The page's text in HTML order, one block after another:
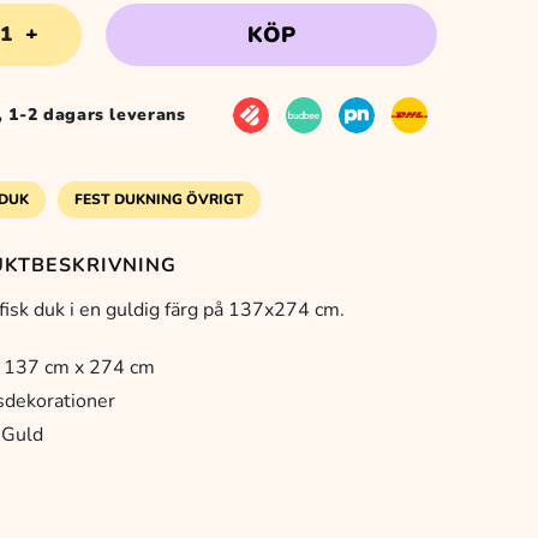
priset
var:
59 kr.
priset
är:
KÖP
1-2 dagars leverans
FEST DUKNING ÖVRIGT
duk i en guldig färg på 137x274 cm.
cm x 274 cm